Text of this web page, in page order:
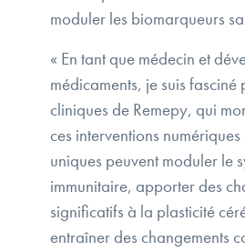
moduler les biomarqueurs
« En tant que médecin et
médicaments, je suis fasciné
cliniques de Remepy, qui
ces interventions
uniques peuvent moduler le
immunitaire, apporter des
significatifs à la plasticité
entraîner des changements